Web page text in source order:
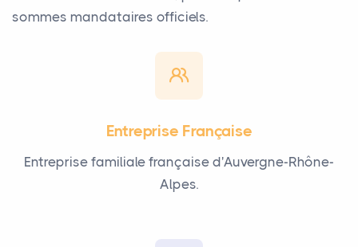
sommes mandataires officiels.
Entreprise Française
Entreprise familiale française d'Auvergne-Rhône-
Alpes.